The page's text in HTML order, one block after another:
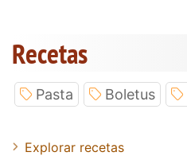
Recetas
Pasta Boletus
Explorar recetas